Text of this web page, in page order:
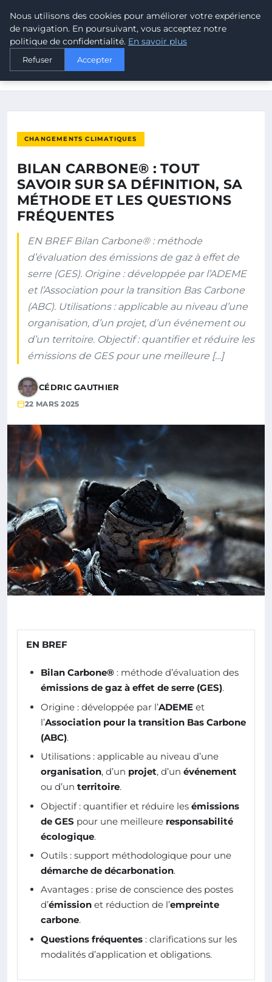
MALTA CLIMATE
ACCUEIL
BILAN CARBONE® : TOUT SAVOIR SUR SA DÉFINITION, SA
CHANGEMENTS CLIMATIQUES
BILAN CARBONE® : TOUT
SAVOIR SUR SA DÉFINITION, SA
MÉTHODE ET LES QUESTIONS
FRÉQUENTES
EN BREF Bilan Carbone® : méthode
d’évaluation des émissions de gaz à effet de
serre (GES). Origine : développée par l’ADEME
et l’Association pour la transition Bas Carbone
(ABC). Utilisations : applicable au niveau d’une
organisation, d’un projet, d’un événement ou
d’un territoire. Objectif : quantifier et réduire les
émissions de GES pour une meilleure […]
CÉDRIC GAUTHIER
22 MARS 2025
EN BREF
Bilan Carbone® : méthode d’évaluation des
émissions de gaz à effet de serre (GES).
Origine : développée par l’ADEME et
l’Association pour la transition Bas Carbone
(ABC).
Utilisations : applicable au niveau d’une
organisation, d’un projet, d’un événement
ou d’un territoire.
Objectif : quantifier et réduire les émissions
de GES pour une meilleure responsabilité
écologique.
Outils : support méthodologique pour une
démarche de décarbonation.
Avantages : prise de conscience des postes
d’émission et réduction de l’empreinte
carbone.
Questions fréquentes : clarifications sur les
modalités d’application et obligations.
Nous utilisons des cookies pour améliorer votre expérience
de navigation. En poursuivant, vous acceptez notre
politique de confidentialité. En savoir plus
Refuser Accepter